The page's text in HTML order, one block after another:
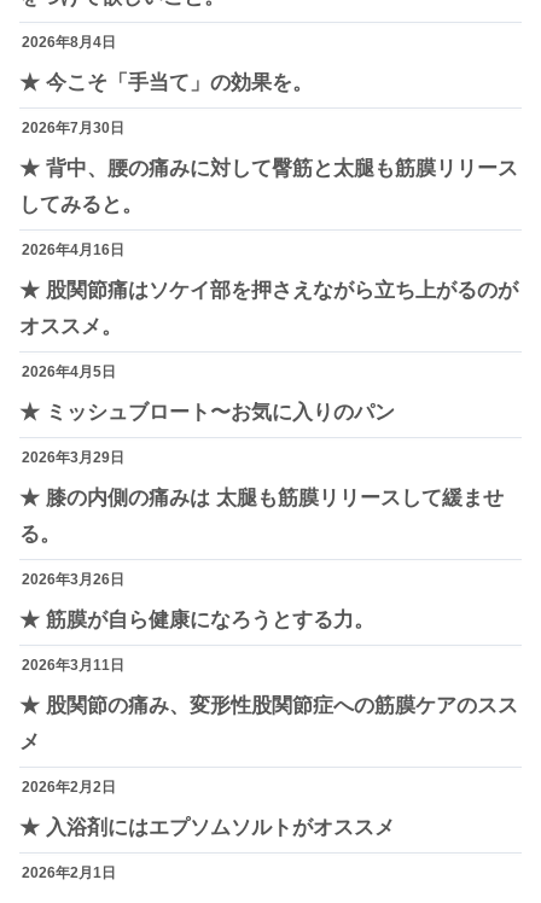
2026年8月4日
★ 今こそ「手当て」の効果を。
2026年7月30日
★ 背中、腰の痛みに対して臀筋と太腿も筋膜リリース
してみると。
2026年4月16日
★ 股関節痛はソケイ部を押さえながら立ち上がるのが
オススメ。
2026年4月5日
★ ミッシュブロート〜お気に入りのパン
2026年3月29日
★ 膝の内側の痛みは 太腿も筋膜リリースして緩ませ
る。
2026年3月26日
★ 筋膜が自ら健康になろうとする力。
2026年3月11日
★ 股関節の痛み、変形性股関節症への筋膜ケアのスス
メ
2026年2月2日
★ 入浴剤にはエプソムソルトがオススメ
2026年2月1日